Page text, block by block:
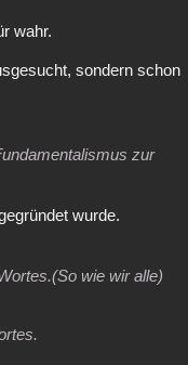
wahr.
sondern schon
zur
wurde.
wie wir alle)